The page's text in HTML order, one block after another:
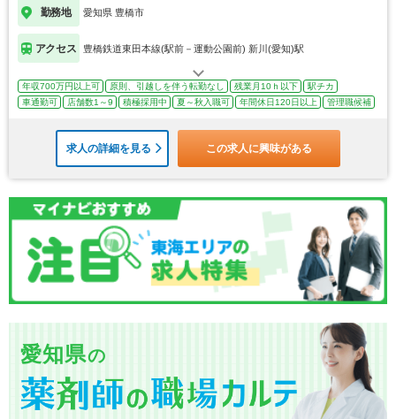
勤務地 愛知県 豊橋市
アクセス 豊橋鉄道東田本線(駅前－運動公園前) 新川(愛知)駅
年収700万円以上可 原則、引越しを伴う転勤なし 残業月10ｈ以下
駅チカ
車通勤可
店舗数1～9 積極採用中 夏～秋入職可 年間休日120日以上 管理職候補
求人の詳細を見る この求人に興味がある
愛知県の